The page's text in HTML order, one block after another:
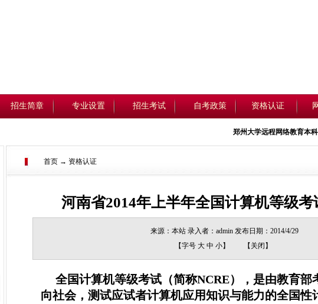
招生简章 专业设置 招生考试 自考政策 资格认证
郑州大学远程网络教育本科及
首页 → 资格认证
河南省2014年上半年全国计算机等级
来源：本站 录入者：admin 发布日期：2014/4/29
【字号 大 中 小】 【 关闭 】
全国计算机等级考试（简称NCRE），是由教育部
向社会，测试应试者计算机应用知识与能力的全国性